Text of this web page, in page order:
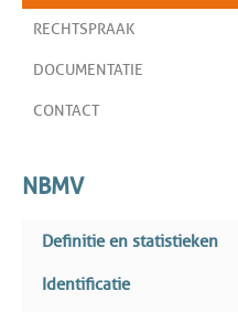
RECHTSPRAAK
DOCUMENTATIE
CONTACT
NBMV
Definitie en statistieken
Identificatie